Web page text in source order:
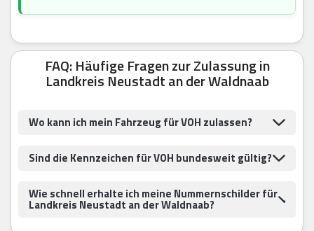
FAQ: Häufige Fragen zur Zulassung in
Landkreis Neustadt an der Waldnaab
Wo kann ich mein Fahrzeug für VOH zulassen?
Sind die Kennzeichen für VOH bundesweit gültig?
Wie schnell erhalte ich meine Nummernschilder für
Landkreis Neustadt an der Waldnaab?